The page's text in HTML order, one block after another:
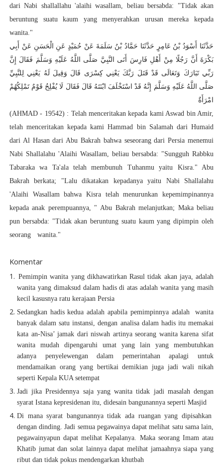
dari Nabi shallallahu 'alaihi wasallam, beliau bersabda: "Tidak akan
beruntung suatu kaum yang menyerahkan urusan mereka kepada
wanita."
حَدَّثَنَا أَسْوَدُ بْنُ عَامِرٍ حَدَّثَنَا حَمَّادُ بْنُ سَلَمَةَ عَنْ حُمَيْدٍ عَنِ الْحَسَنِ عَنْ أَبِي
بَكْرَةَ
أَنَّ رَجُلًا مِنْ أَهْلِ فَارِسَ أَتَى النَّبِيَّ صَلَّى اللَّهُ عَلَيْهِ وَسَلَّمَ فَقَالَ إِنَّ
رَبِّي تَبَارَكَ وَتَعَالَى قَدْ قَتَلَ رَبَّكَ يَعْنِي كِسْرَى قَالَ وَقِيلَ لَهُ يَعْنِي لِلنَّبِيِّ
صَلَّى اللَّهُ عَلَيْهِ وَسَلَّمَ إِنَّهُ قَدْ اسْتَخْلَفَ ابْنَتَهُ قَالَ فَقَالَ لَا يُفْلِحُ قَوْمٌ تَمْلِكُهُمْ
امْرَأَةٌ
(AHMAD - 19542) : Telah menceritakan kepada kami Aswad bin Amir,
telah menceritakan kepada kami Hammad bin Salamah dari Humaid
dari Al Hasan dari Abu Bakrah bahwa seseorang dari Persia menemui
Nabi Shallalahu 'Alaihi Wasallam, beliau bersabda: "Sungguh Rabbku
Tabaraka wa Ta'ala telah membunuh Tuhanmu yaitu Kisra." Abu
Bakrah berkata; "Lalu dikatakan kepadanya yaitu Nabi Shallalahu
'Alaihi Wasallam bahwa Kisra telah menurunkan kepemimpinannya
kepada anak perempuannya, " Abu Bakrah melanjutkan; Maka beliau
pun bersabda: "Tidak akan beruntung suatu kaum yang dipimpin oleh
seorang wanita."
Komentar
Pemimpin wanita yang dikhawatirkan Rasul tidak akan jaya, adalah
wanita yang dimaksud dalam hadis di atas adalah wanita yang masih
kecil kasusnya ratu kerajaan Persia
Sedangkan hadis kedua adalah apabila pemimpinnya adalah
wanita
banyakdalam satu instansi,dengan analisa dalam hadis itu memakai
kata an-Nisa’ jamak dari niswah artinya seorang wanitakarena sifat
wanita mudah dipengaruhi umat yang lain yang membutuhkan
adanya penyelewengan dalam pemerintahan apalagi untuk
mendamaikan orang yang bertikai demikian juga jadi wali nikah
seperti Kepala KUA setempat
Jadi jika Presidennya saja yang wanita tidak jadi masalah dengan
syarat Istana kepresidenan itu, didesain bangunannya seperti Masjid
Di mana syarat bangunannya tidak ada ruangan yang dipisahkan
dengan dinding. Jadi semua pegawainya dapat melihat satu sama lain,
pegawainyapun dapat melihat Kepalanya. Maka seorang Imam atau
Khatib jumat dan solat lainnya dapat melihat jamaahnya siapa yang
ribut dan tidak pokus mendengarkan khutbah